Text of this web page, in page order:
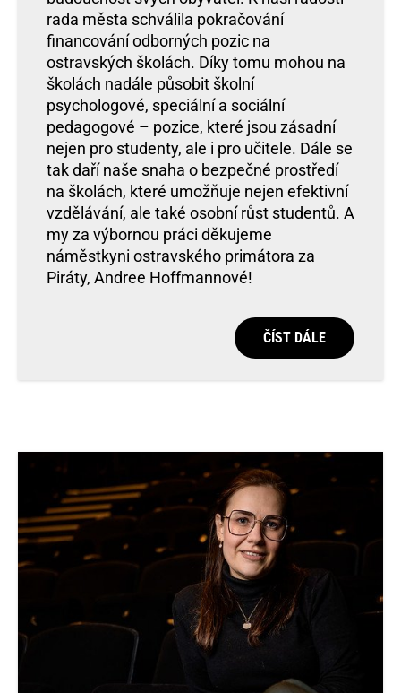
rada města schválila pokračování
financování odborných pozic na
ostravských školách. Díky tomu mohou na
školách nadále působit školní
psychologové, speciální a sociální
pedagogové – pozice, které jsou zásadní
nejen pro studenty, ale i pro učitele. Dále se
tak daří naše snaha o bezpečné prostředí
na školách, které umožňuje nejen efektivní
vzdělávání, ale také osobní růst studentů. A
my za výbornou práci děkujeme
náměstkyni ostravského primátora za
Piráty, Andree Hoffmannové!
ČÍST DÁLE